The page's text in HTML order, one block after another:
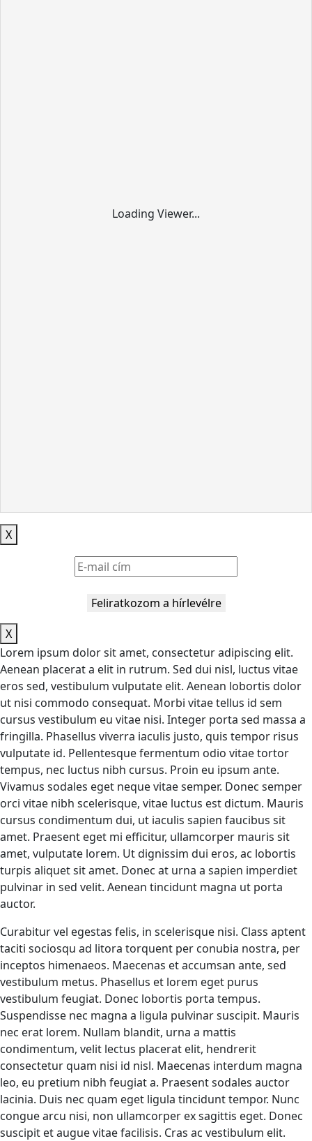
Loading Viewer...
X
Feliratkozom a hírlevélre
X
Lorem ipsum dolor sit amet, consectetur adipiscing elit.
Aenean placerat a elit in rutrum. Sed dui nisl, luctus vitae
eros sed, vestibulum vulputate elit. Aenean lobortis dolor
ut nisi commodo consequat. Morbi vitae tellus id sem
cursus vestibulum eu vitae nisi. Integer porta sed massa a
fringilla. Phasellus viverra iaculis justo, quis tempor risus
vulputate id. Pellentesque fermentum odio vitae tortor
tempus, nec luctus nibh cursus. Proin eu ipsum ante.
Vivamus sodales eget neque vitae semper. Donec semper
orci vitae nibh scelerisque, vitae luctus est dictum. Mauris
cursus condimentum dui, ut iaculis sapien faucibus sit
amet. Praesent eget mi efficitur, ullamcorper mauris sit
amet, vulputate lorem. Ut dignissim dui eros, ac lobortis
turpis aliquet sit amet. Donec at urna a sapien imperdiet
pulvinar in sed velit. Aenean tincidunt magna ut porta
auctor.
Curabitur vel egestas felis, in scelerisque nisi. Class aptent
taciti sociosqu ad litora torquent per conubia nostra, per
inceptos himenaeos. Maecenas et accumsan ante, sed
vestibulum metus. Phasellus et lorem eget purus
vestibulum feugiat. Donec lobortis porta tempus.
Suspendisse nec magna a ligula pulvinar suscipit. Mauris
nec erat lorem. Nullam blandit, urna a mattis
condimentum, velit lectus placerat elit, hendrerit
consectetur quam nisi id nisl. Maecenas interdum magna
leo, eu pretium nibh feugiat a. Praesent sodales auctor
lacinia. Duis nec quam eget ligula tincidunt tempor. Nunc
congue arcu nisi, non ullamcorper ex sagittis eget. Donec
suscipit et augue vitae facilisis. Cras ac vestibulum elit.